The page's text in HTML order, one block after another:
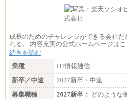
【エアサーブ】
月給223,000円～
・試用期間中も給与変更
成長のためのチャレンジができる会社
れる。 内容充実の公式ホームページは
続きを読む
業種
IT/情報通信
新卒／中途
2027新卒・中途
募集職種
2027新卒：
どのような